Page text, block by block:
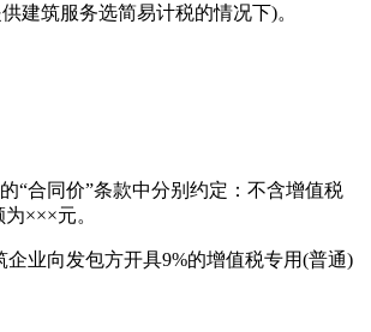
建筑服务选简易计税的情况下)。
合同价”条款中分别约定：不含增值税
×××元。
业向发包方开具9%的增值税专用(普通)